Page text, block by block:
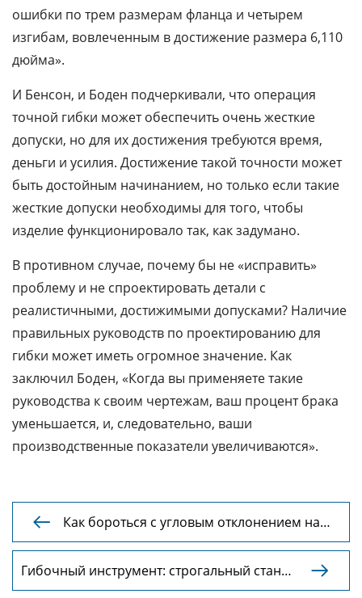
ошибки по трем размерам фланца и четырем
изгибам, вовлеченным в достижение размера 6,110
дюйма».
И Бенсон, и Боден подчеркивали, что операция
точной гибки может обеспечить очень жесткие
допуски, но для их достижения требуются время,
деньги и усилия. Достижение такой точности может
быть достойным начинанием, но только если такие
жесткие допуски необходимы для того, чтобы
изделие функционировало так, как задумано.
В противном случае, почему бы не «исправить»
проблему и не спроектировать детали с
реалистичными, достижимыми допусками? Наличие
правильных руководств по проектированию для
гибки может иметь огромное значение. Как
заключил Боден, «Когда вы применяете такие
руководства к своим чертежам, ваш процент брака
уменьшается, и, следовательно, ваши
производственные показатели увеличиваются».

Как бороться с угловым отклонением на
листогибочном прессе
Гибочный инструмент: строгальный станок
или прецизионная шлифовка?
